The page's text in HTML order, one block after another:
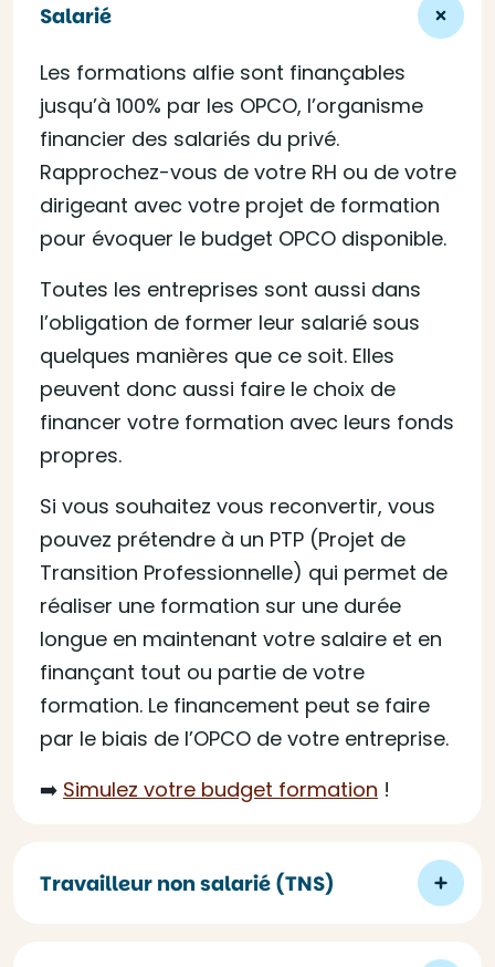
Salarié
Les formations alfie sont finançables
jusqu’à 100% par les OPCO, l’organisme
financier des salariés du privé.
Rapprochez-vous de votre RH ou de votre
dirigeant avec votre projet de formation
pour évoquer le budget OPCO disponible.
Toutes les entreprises sont aussi dans
l’obligation de former leur salarié sous
quelques manières que ce soit. Elles
peuvent donc aussi faire le choix de
financer votre formation avec leurs fonds
propres.
Si vous souhaitez vous reconvertir, vous
pouvez prétendre à un PTP (Projet de
Transition Professionnelle) qui permet de
réaliser une formation sur une durée
longue en maintenant votre salaire et en
finançant tout ou partie de votre
formation. Le financement peut se faire
par le biais de l’OPCO de votre entreprise.
➡️ Simulez votre budget formation !
Travailleur non salarié (TNS)